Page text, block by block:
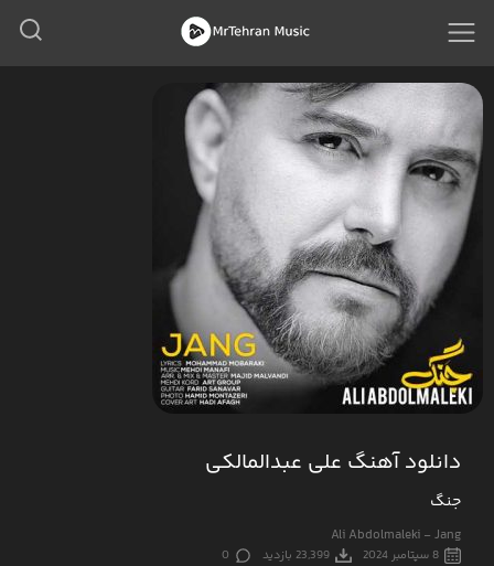
دانلود آهنگ علی عبدالمالکی
جنگ
Ali Abdolmaleki - Jang
8 سپتامبر 2024 23,399 بازدید 0